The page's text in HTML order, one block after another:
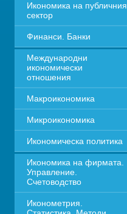
Икономика на публичния
сектор
Финанси. Банки
Международни
икономически
отношения
Макроикономика
Микроикономика
Икономическа политика
Икономика на фирмата.
Управление.
Счетоводство
Иконометрия.